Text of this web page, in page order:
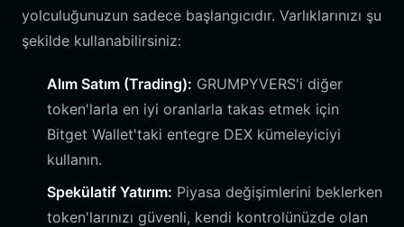
yolculuğunuzun sadece başlangıcıdır. Varlıklarınızı şu
şekilde kullanabilirsiniz:
Alım Satım (Trading): GRUMPYVERS'i diğer
token'larla en iyi oranlarla takas etmek için
Bitget Wallet'taki entegre DEX kümeleyiciyi
kullanın.
Spekülatif Yatırım: Piyasa değişimlerini beklerken
token'larınızı güvenli, kendi kontrolünüzde olan